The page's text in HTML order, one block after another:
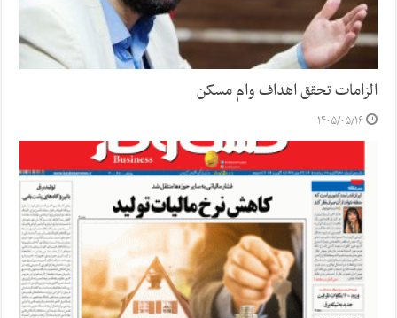
الزامات تحقق اهداف وام مسکن
۱۴۰۵/۰۵/۱۶